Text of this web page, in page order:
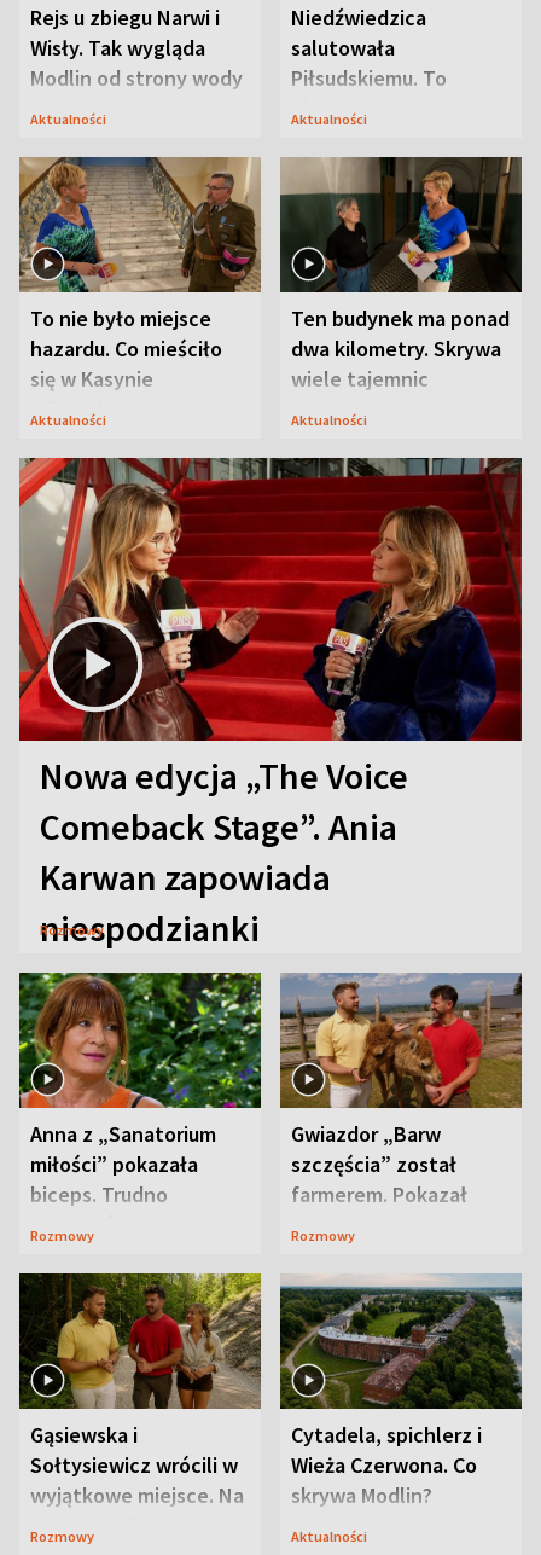
Rejs u zbiegu Narwi i
Wisły. Tak wygląda
Modlin od strony wody
Aktualności
Niedźwiedzica
salutowała
Piłsudskiemu. To
niejedyna tajemnica
Aktualności
To nie było miejsce
hazardu. Co mieściło
się w Kasynie
Oficerskim?
Aktualności
Ten budynek ma ponad
dwa kilometry. Skrywa
wiele tajemnic
Aktualności
Nowa edycja „The Voice
Comeback Stage”. Ania
Karwan zapowiada
niespodzianki
Rozmowy
Anna z „Sanatorium
miłości” pokazała
biceps. Trudno
uwierzyć, co przeszła
Rozmowy
Gwiazdor „Barw
szczęścia” został
farmerem. Pokazał
swoje niezwykłe
Rozmowy
Gąsiewska i
Sołtysiewicz wrócili w
wyjątkowe miejsce. Na
szlaku czekał
Rozmowy
Cytadela, spichlerz i
Wieża Czerwona. Co
skrywa Modlin?
Aktualności